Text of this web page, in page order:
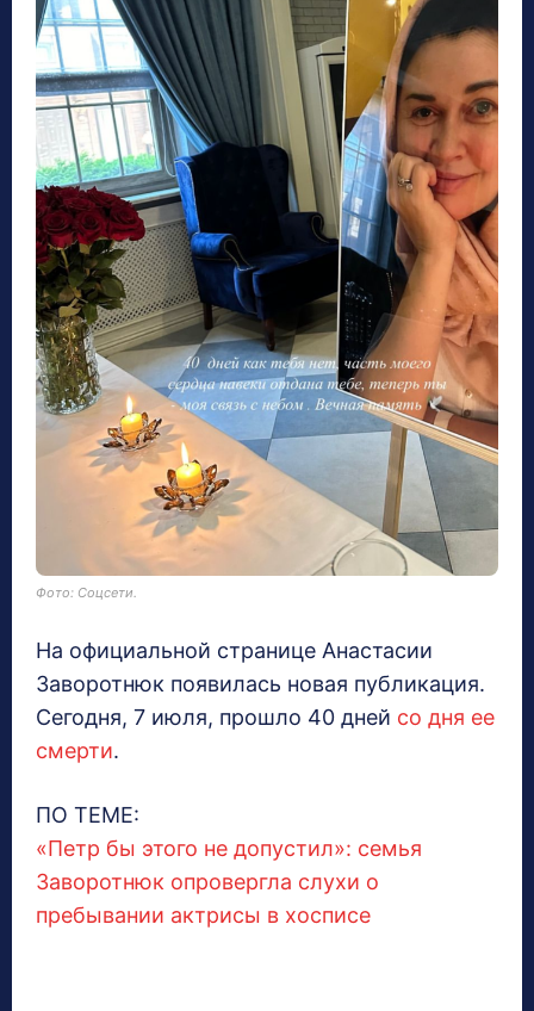
Фото: Соцсети.
На официальной странице Анастасии
Заворотнюк появилась новая публикация.
Сегодня, 7 июля, прошло 40 дней со дня ее
смерти.
ПО ТЕМЕ:
«Петр бы этого не допустил»: семья
Заворотнюк опровергла слухи о
пребывании актрисы в хосписе